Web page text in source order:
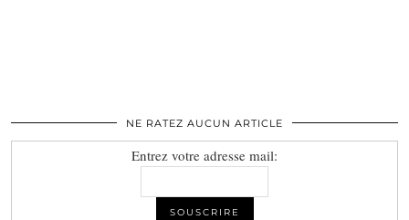
NE RATEZ AUCUN ARTICLE
Entrez votre adresse mail: